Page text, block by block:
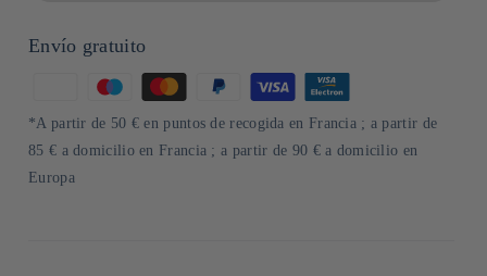
Envío gratuito
de
pago
*A partir de 50 € en puntos de recogida en Francia ; a partir de
85 € a domicilio en Francia ; a partir de 90 € a domicilio en
Europa